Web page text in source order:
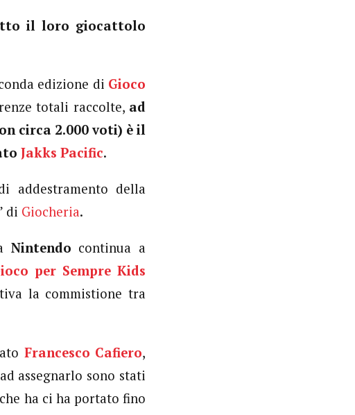
il loro giocattolo
edizione di Gioco
totali raccolte, ad
circa 2.000 voti) è il
Jakks Pacific.
addestramento della
di Giocheria.
Nintendo continua a
per Sempre Kids
la commistione tra
Francesco Cafiero,
assegnarlo sono stati
ha ci ha portato fino